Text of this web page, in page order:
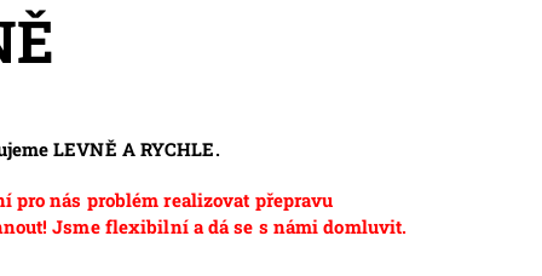
LEVNĚ A RYCHLE.
pro nás problém realizovat přepravu
Jsme flexibilní a dá se s námi domluvit.